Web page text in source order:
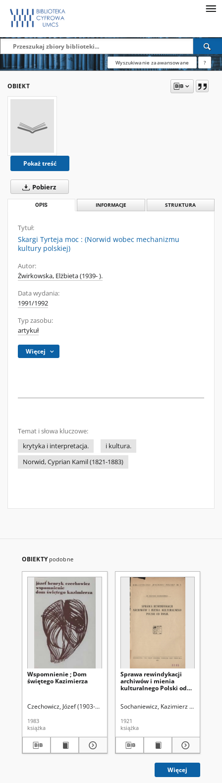
Wyszukiwanie zaawansowane ?
OBIEKT
Pokaż treść
Pobierz
OPIS INFORMACJE STRUKTURA
Tytuł:
Skargi Tyrteja moc : (Norwid wobec mechanizmu
kultury polskiej)
Autor:
Żwirkowska, Elżbieta (1939- ).
Data wydania:
1991/1992
Typ zasobu:
artykuł
Więcej
Temat i słowa kluczowe:
krytyka i interpretacja.
i kultura.
Norwid, Cyprian Kamil (1821-1883)
OBIEKTY podobne
Wspomnienie ; Dom
świętego Kazimierza
Czechowicz, Józef (1903-1939)
1983
książka
Sprawa rewindykacji
archiwów i mienia
kulturalnego Polski od
Sochaniewicz, Kazimierz (1892-
1921
książka
Więcej